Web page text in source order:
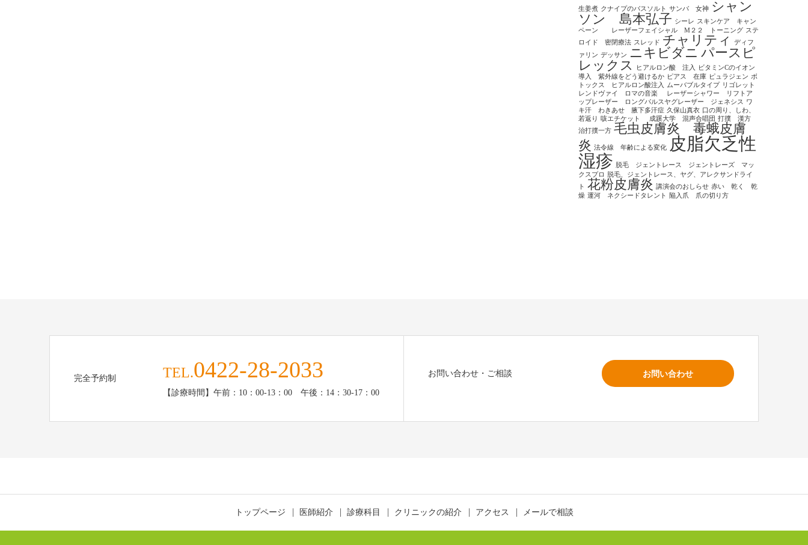
生姜煮 クナイプのバスソルト サンバ 女神 シャン
ソン 島本弘子 シーレ スキンケア キャン
ペーン レーザーフェイシャル M２２ トーニング ステ
ロイド 密閉療法 スレッド チャリティ
ディフ
ァリン デッサン ニキビダニ パースピ
レックス
ヒアルロン酸 注入
ビタミンCのイオン
導入 紫外線をどう避けるか ピアス 在庫 ピュラジェン ボ
トックス ヒアルロン酸注入 ムーバブルタイプ リゴレット
レンドヴァイ ロマの音楽
レーザーシャワー リフトア
ップレーザー ロングパルスヤグレーザー ジェネシス ワ
キ汗 わきあせ 腋下多汗症 久保山真衣 口の周り、しわ、
若返り 咳エチケット 成蹊大学 混声合唱団 打撲 漢方
治打撲一方 毛虫皮膚炎 毒蛾皮膚
炎 法令線 年齢による変化
皮脂欠乏性
湿疹
脱毛 ジェントレース ジェントレーズ マッ
クスプロ
脱毛、ジェントレース、ヤグ、アレクサンドライ
ト 花粉皮膚炎 講演会のおしらせ 赤い 乾く 乾
燥 運河 ネクシードタレント 陥入爪 爪の切り方
完全予約制 TEL.0422-28-2033
【診療時間】午前：10：00-13：00 午後：14：30-17：00
お問い合わせ・ご相談 お問い合わせ
トップページ 医師紹介 診療科目 クリニックの紹介 アクセス メールで相談